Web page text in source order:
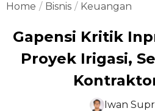
Home Bisnis Keuangan
Gapensi Kritik
Proyek Irigasi,
Iwan